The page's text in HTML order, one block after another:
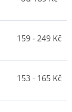
159 - 249 Kč
153 - 165 Kč